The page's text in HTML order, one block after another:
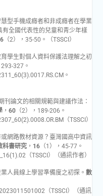
型手機成癮者和非成癮者在學業
全國代表性的兒童和青少年樣
（2），35-50。（TSSCI）
學生對個人資料保護法理解之初
327。
。
刊論文的相關規範與建議作法：
， 60（2），189-206。
（TSSCI）
網路教材資源？臺灣國高中資訊
科書研究， 16（1），45-77。
（TSSCI）（通訊作者）
人員線上學習準備度之初探。 數
（TSSCI）（通訊